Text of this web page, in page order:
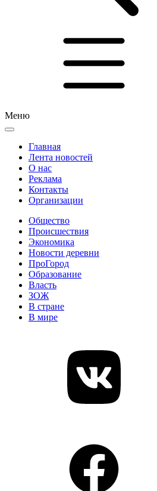
Меню
Главная
Лента новостей
О нас
Реклама
Контакты
Организации
Общество
Происшествия
Экономика
Новости деревни
ПроГород
Образование
Власть
ЗОЖ
В стране
В мире